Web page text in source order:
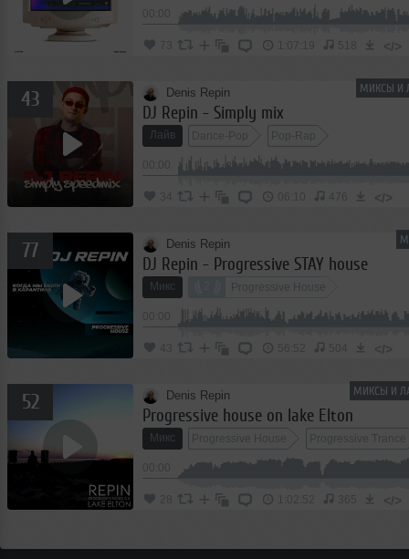
73 1:07:19 518 </>
МИКСЫ И
43 Denis Repin
DJ Repin - Simply mix
Лайв Dance-Pop Pop-Rap
34 06:10 476 </>
77 Denis Repin
DJ Repin - Progressive STAY house
Микс Progressive House
43 56:52 504 </>
МИКСЫ И
52 Denis Repin
Progressive house on lake Elton
Микс Progressive House Progressive Trance
28 1:02:52 365 </>